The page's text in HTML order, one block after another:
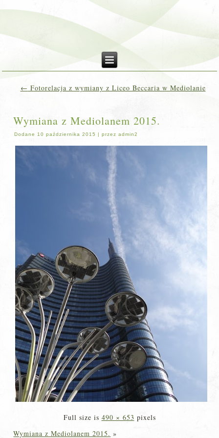
← Fotorelacja z wymiany z Liceo Beccaria w Mediolanie
Wymiana z Mediolanem 2015.
Dodane 10 października 2015 |przez admin2
Full size is 490 × 653 pixels
Wymiana z Mediolanem 2015. »